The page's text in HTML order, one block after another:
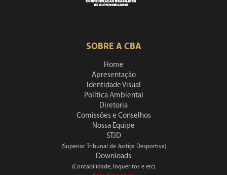
SOBRE A CBA
Home
Apresentação
Identidade Visual
Política Ambiental
Diretoria
Comissões e Conselhos
Nossa Equipe
STJD
(Superior Tribunal de Justiça Desportiva)
Downloads
(Contabilidade, Inquéritos e etc)